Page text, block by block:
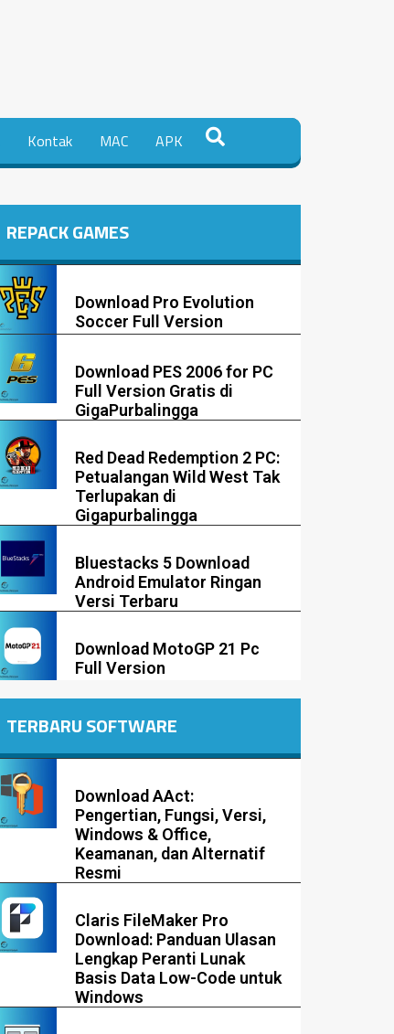
Kontak MAC APK
REPACK GAMES
Download Pro Evolution
Soccer Full Version
Download PES 2006 for PC
Full Version Gratis di
GigaPurbalingga
Red Dead Redemption 2 PC:
Petualangan Wild West Tak
Terlupakan di
Gigapurbalingga
Bluestacks 5 Download
Android Emulator Ringan
Versi Terbaru
Download MotoGP 21 Pc
Full Version
TERBARU SOFTWARE
Download AAct:
Pengertian, Fungsi, Versi,
Windows & Office,
Keamanan, dan Alternatif
Resmi
Claris FileMaker Pro
Download: Panduan Ulasan
Lengkap Peranti Lunak
Basis Data Low-Code untuk
Windows